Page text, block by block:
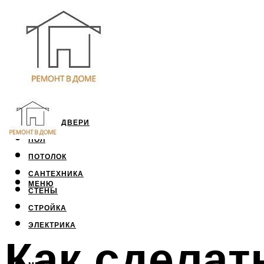
ОКНА И ДВЕРИ
ПОЛ
ПОТОЛОК
САНТЕХНИКА
СТЕНЫ
СТРОЙКА
ЭЛЕКТРИКА
МЕНЮ